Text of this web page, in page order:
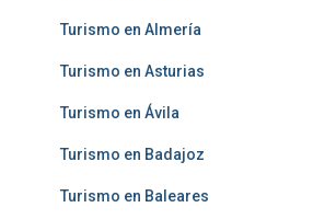
Turismo en Almería
Turismo en Asturias
Turismo en Ávila
Turismo en Badajoz
Turismo en Baleares